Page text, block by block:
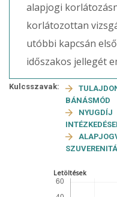
alapjogi
korlátozottan
utóbbi kapcsán
időszakos jellegét
Kulcsszavak:
BÁNÁSMÓD
NYUGDÍJ
Letöltések